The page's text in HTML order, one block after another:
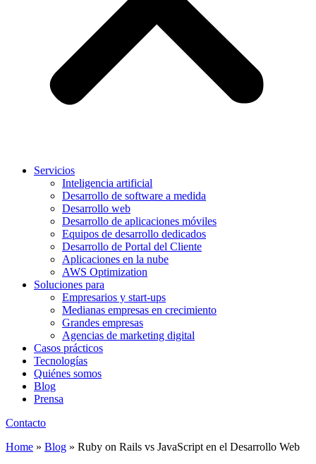
Servicios
Inteligencia artificial
Desarrollo de software a medida
Desarrollo web
Desarrollo de aplicaciones móviles
Equipos de desarrollo dedicados
Desarrollo de Portal del Cliente
Aplicaciones en la nube
AWS Optimization
Soluciones para
Empresarios y start-ups
Medianas empresas en crecimiento
Grandes empresas
Agencias de marketing digital
Casos prácticos
Tecnologías
Quiénes somos
Blog
Prensa
Contacto
Home » Blog » Ruby on Rails vs JavaScript en el Desarrollo Web